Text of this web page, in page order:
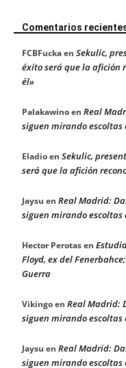
Comentarios
FCBFuckaen Sekulic,
éxito será que la afición
él»
Palakawinoen Real
siguen mirando escoltas
Eladioen Sekulic,
será que la afición
Jaysu en Real Madrid:
siguen mirando escoltas
Hector Perotasen
Floyd, ex del
Guerra
Vikingoen Real Madrid:
siguen mirando escoltas
Jaysu en Real Madrid:
siguen mirando escoltas